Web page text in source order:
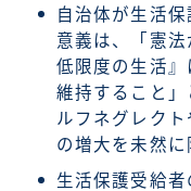
自治体が生活
意義は、「憲
低限度の生活
維持すること
ルフネグレク
の増大を未然に
生活保護受給